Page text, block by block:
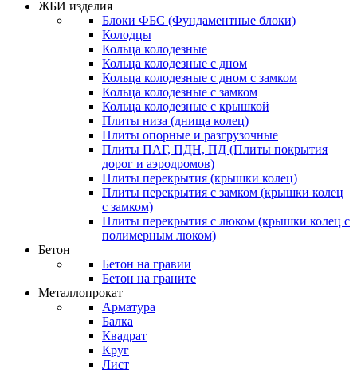
ЖБИ изделия
Блоки ФБС (Фундаментные блоки)
Колодцы
Кольца колодезные
Кольца колодезные с дном
Кольца колодезные с дном с замком
Кольца колодезные с замком
Кольца колодезные с крышкой
Плиты низа (днища колец)
Плиты опорные и разгрузочные
Плиты ПАГ, ПДН, ПД (Плиты покрытия
дорог и аэродромов)
Плиты перекрытия (крышки колец)
Плиты перекрытия с замком (крышки колец
с замком)
Плиты перекрытия с люком (крышки колец с
полимерным люком)
Бетон
Бетон на гравии
Бетон на граните
Металлопрокат
Арматура
Балка
Квадрат
Круг
Лист